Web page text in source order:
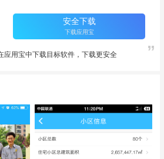
安全下载
下载应用宝
应用宝中下载目标软件，下载更安全